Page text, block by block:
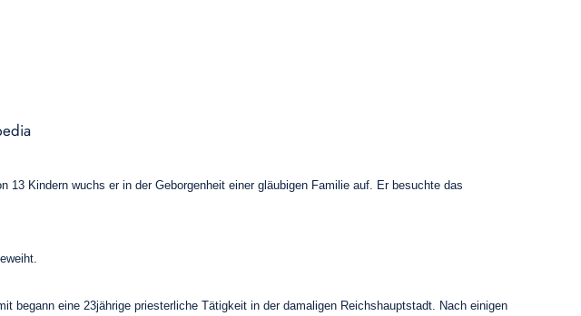
Kindern wuchs er in der Geborgenheit einer gläubigen Familie auf. Er besuchte das
begann eine 23jährige priesterliche Tätigkeit in der damaligen Reichshauptstadt. Nach einigen